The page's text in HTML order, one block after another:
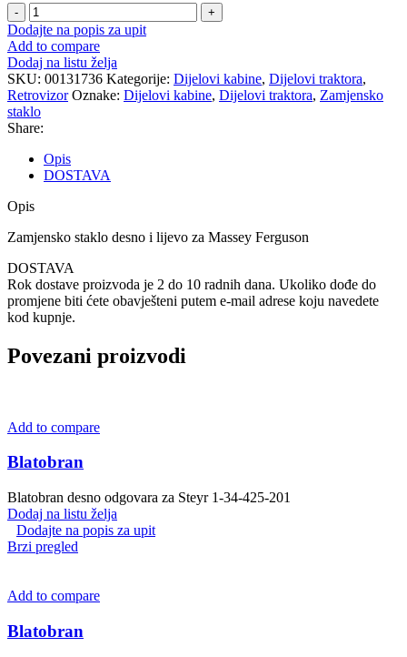
Zamjensko
staklo
količina
Dodajte na popis za upit
Add to compare
Dodaj na listu želja
SKU: 00131736 Kategorije: Dijelovi kabine, Dijelovi traktora,
Retrovizor Oznake: Dijelovi kabine, Dijelovi traktora, Zamjensko
staklo
Share:
Opis
DOSTAVA
Opis
Zamjensko staklo desno i lijevo za Massey Ferguson
DOSTAVA
Rok dostave proizvoda je 2 do 10 radnih dana. Ukoliko dođe do
promjene biti ćete obavješteni putem e-mail adrese koju navedete
kod kupnje.
Povezani proizvodi
Add to compare
Blatobran
Blatobran desno odgovara za Steyr 1-34-425-201
Dodaj na listu želja
Dodajte na popis za upit
Brzi pregled
Add to compare
Blatobran